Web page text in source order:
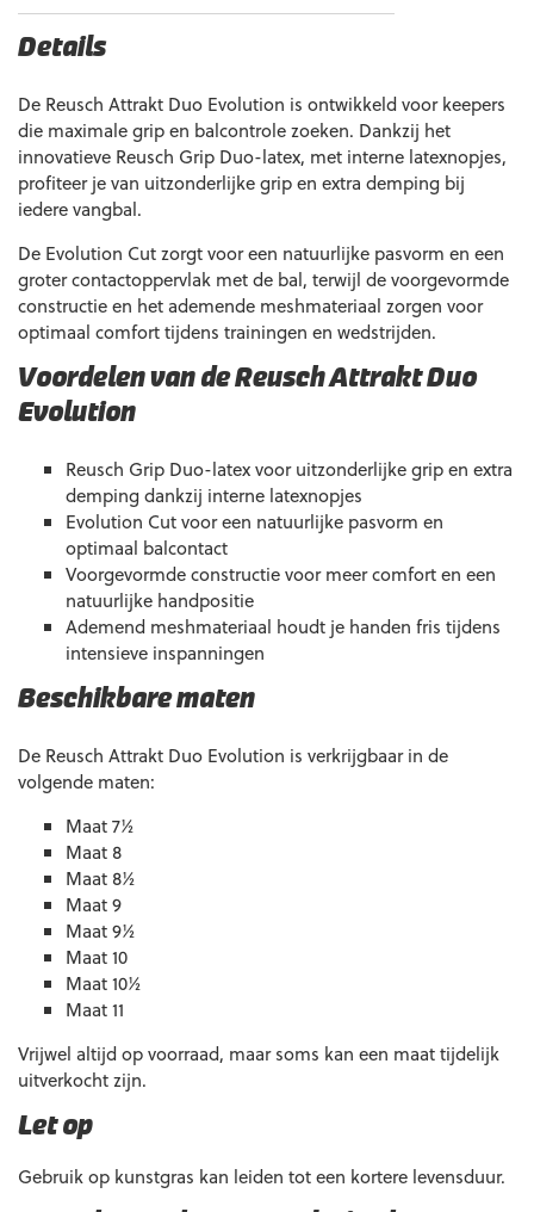
Details
De Reusch Attrakt Duo Evolution is ontwikkeld voor keepers
die maximale grip en balcontrole zoeken. Dankzij het
innovatieve Reusch Grip Duo-latex, met interne latexnopjes,
profiteer je van uitzonderlijke grip en extra demping bij
iedere vangbal.
De Evolution Cut zorgt voor een natuurlijke pasvorm en een
groter contactoppervlak met de bal, terwijl de voorgevormde
constructie en het ademende meshmateriaal zorgen voor
optimaal comfort tijdens trainingen en wedstrijden.
Voordelen van de Reusch Attrakt Duo
Evolution
Reusch Grip Duo-latex voor uitzonderlijke grip en extra
demping dankzij interne latexnopjes
Evolution Cut voor een natuurlijke pasvorm en
optimaal balcontact
Voorgevormde constructie voor meer comfort en een
natuurlijke handpositie
Ademend meshmateriaal houdt je handen fris tijdens
intensieve inspanningen
Beschikbare maten
De Reusch Attrakt Duo Evolution is verkrijgbaar in de
volgende maten:
Maat 7½
Maat 8
Maat 8½
Maat 9
Maat 9½
Maat 10
Maat 10½
Maat 11
Vrijwel altijd op voorraad, maar soms kan een maat tijdelijk
uitverkocht zijn.
Let op
Gebruik op kunstgras kan leiden tot een kortere levensduur.